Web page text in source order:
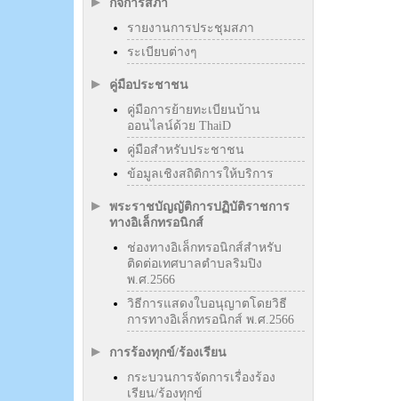
กิจการสภา
รายงานการประชุมสภา
ระเบียบต่างๆ
คู่มือประชาชน
คู่มือการย้ายทะเบียนบ้าน
ออนไลน์ด้วย ThaiD
คู่มือสำหรับประชาชน
ข้อมูลเชิงสถิติการให้บริการ
พระราชบัญญัติการปฏิบัติราชการ
ทางอิเล็กทรอนิกส์
ช่องทางอิเล็กทรอนิกส์สำหรับ
ติดต่อเทศบาลตำบลริมปิง
พ.ศ.2566
วิธีการแสดงใบอนุญาตโดยวิธี
การทางอิเล็กทรอนิกส์ พ.ศ.2566
การร้องทุกข์/ร้องเรียน
กระบวนการจัดการเรื่องร้อง
เรียน/ร้องทุกข์